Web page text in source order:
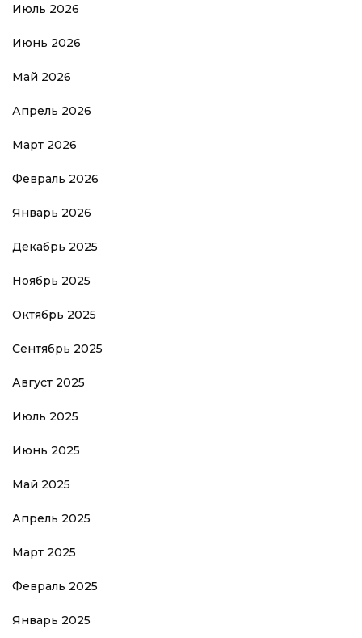
Июль 2026
Июнь 2026
Май 2026
Апрель 2026
Март 2026
Февраль 2026
Январь 2026
Декабрь 2025
Ноябрь 2025
Октябрь 2025
Сентябрь 2025
Август 2025
Июль 2025
Июнь 2025
Май 2025
Апрель 2025
Март 2025
Февраль 2025
Январь 2025